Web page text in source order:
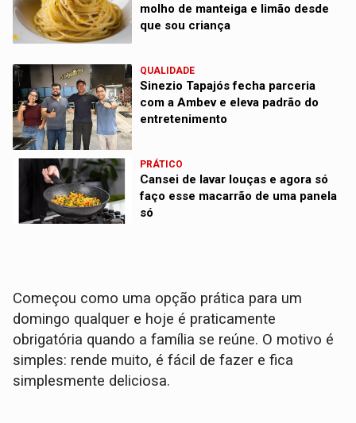
molho de manteiga e limão desde
que sou criança
QUALIDADE
Sinezio Tapajós fecha parceria
com a Ambev e eleva padrão do
entretenimento
PRÁTICO
Cansei de lavar louças e agora só
faço esse macarrão de uma panela
só
Começou como uma opção prática para um
domingo qualquer e hoje é praticamente
obrigatória quando a família se reúne. O motivo é
simples: rende muito, é fácil de fazer e fica
simplesmente deliciosa.